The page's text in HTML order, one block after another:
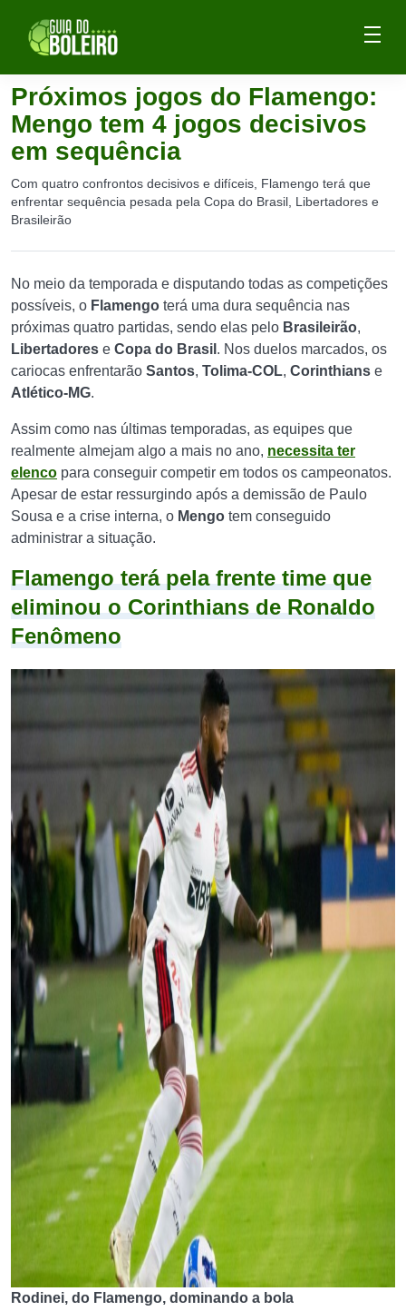
Próximos jogos do Flamengo:
Mengo tem 4 jogos decisivos
em sequência
Com quatro confrontos decisivos e difíceis, Flamengo terá que
enfrentar sequência pesada pela Copa do Brasil, Libertadores e
Brasileirão
No meio da temporada e disputando todas as competições
possíveis, o Flamengo terá uma dura sequência nas
próximas quatro partidas, sendo elas pelo Brasileirão,
Libertadores e Copa do Brasil . Nos duelos marcados, os
cariocas enfrentarão Santos, Tolima-COL, Corinthians e
Atlético-MG.
Assim como nas últimas temporadas, as equipes que
realmente almejam algo a mais no ano, necessita ter
elenco para conseguir competir em todos os campeonatos.
Apesar de estar ressurgindo após a demissão de Paulo
Sousa e a crise interna, o Mengo tem conseguido
administrar a situação.
Flamengo terá pela frente time que
eliminou o Corinthians de Ronaldo
Fenômeno
Rodinei, do Flamengo, dominando a bola